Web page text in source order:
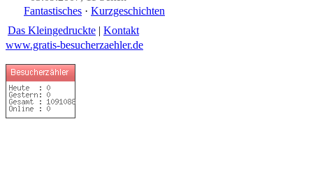
Fantastisches · Kurzgeschichten
Das Kleingedruckte | Kontakt
www.gratis-besucherzaehler.de